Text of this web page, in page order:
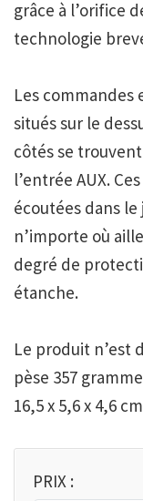
grâce à l’orifice
technologie
Les commandes
situés sur le
côtés se
l’entrée AUX.
écoutées dans
n’importe où
degré de
étanche.
Le produit n’est
pèse 357
16,5 x 5,6 x 4,6
PRIX :